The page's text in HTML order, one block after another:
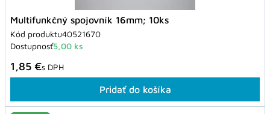
Multifunkčný spojovník 16mm; 10ks
Kód produktu40521670
Dostupnosť5,00 ks
1,85 €s DPH
Pridať do košíka